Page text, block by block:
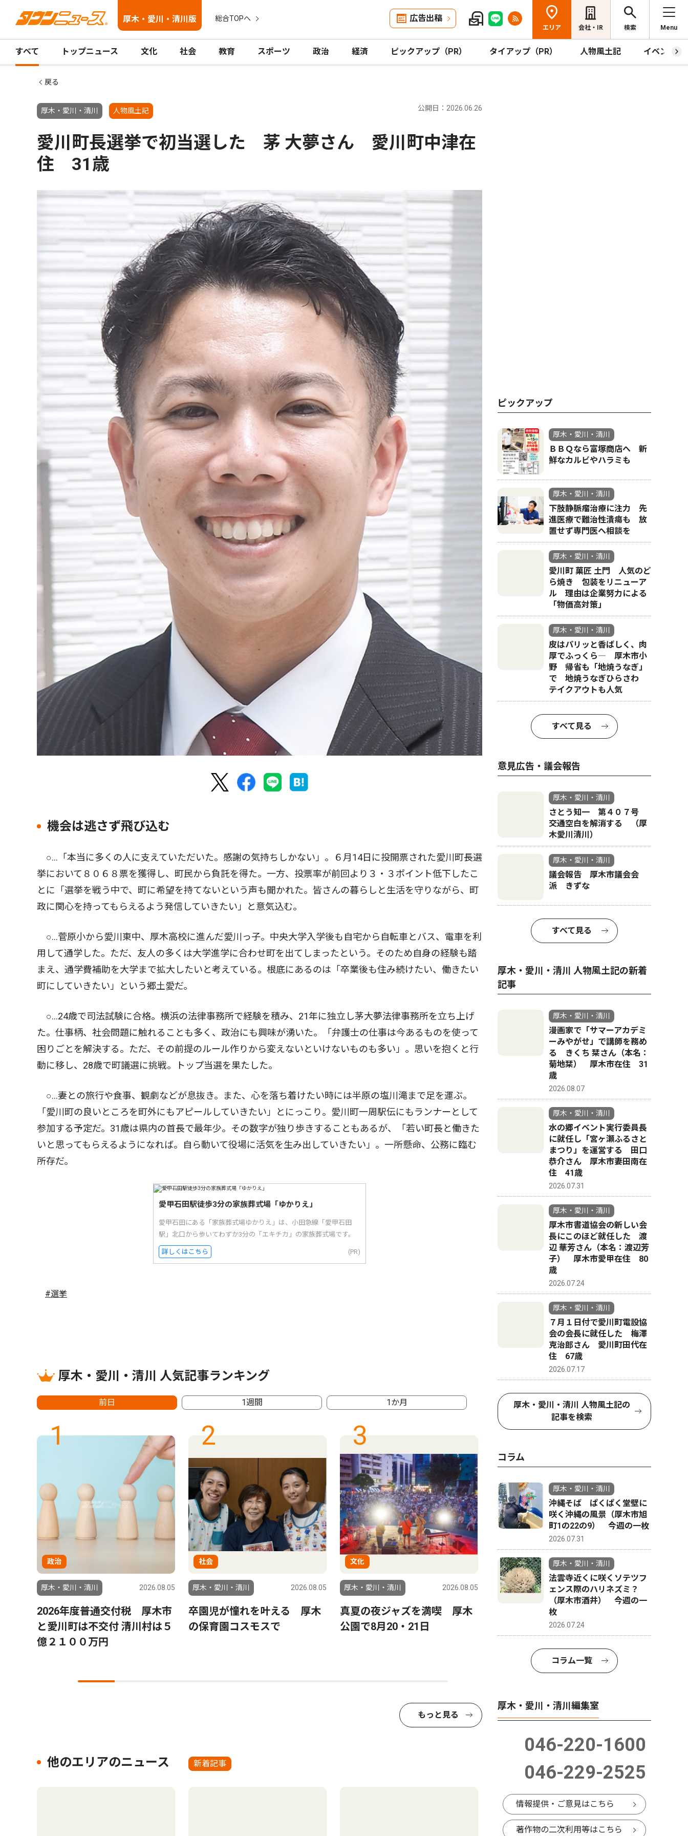
厚木・愛川・清川版 総合TOPへ 広告出稿
エリア 会社・IR 検索 Menu
すべて トップニュース 文化 社会 教育 スポーツ 政治 経済 ピックアップ（PR） タイアップ（PR） 人物風土記 イベント
戻る
厚木・愛川・清川 人物風土記 公開日：2026.06.26
愛川町長選挙で初当選した 茅 大夢さん 愛川町中津在
住 31歳
機会は逃さず飛び込む
○…「本当に多くの人に支えていただいた。感謝の気持ちしかない」。６月14日に投開票された愛川町長選
挙において８０６８票を獲得し、町民から負託を得た。一方、投票率が前回より３・３ポイント低下したこ
とに「選挙を戦う中で、町に希望を持てないという声も聞かれた。皆さんの暮らしと生活を守りながら、町
政に関心を持ってもらえるよう発信していきたい」と意気込む。
○…菅原小から愛川東中、厚木高校に進んだ愛川っ子。中央大学入学後も自宅から自転車とバス、電車を利
用して通学した。ただ、友人の多くは大学進学に合わせ町を出てしまったという。そのため自身の経験も踏
まえ、通学費補助を大学まで拡大したいと考えている。根底にあるのは「卒業後も住み続けたい、働きたい
町にしていきたい」という郷土愛だ。
○…24歳で司法試験に合格。横浜の法律事務所で経験を積み、21年に独立し茅大夢法律事務所を立ち上げ
た。仕事柄、社会問題に触れることも多く、政治にも興味が湧いた。「弁護士の仕事は今あるものを使って
困りごとを解決する。ただ、その前提のルール作りから変えないといけないものも多い」。思いを抱くと行
動に移し、28歳で町議選に挑戦。トップ当選を果たした。
○…妻との旅行や食事、観劇などが息抜き。また、心を落ち着けたい時には半原の塩川滝まで足を運ぶ。
「愛川町の良いところを町外にもアピールしていきたい」とにっこり。愛川町一周駅伝にもランナーとして
参加する予定だ。31歳は県内の首長で最年少。その数字が独り歩きすることもあるが、「若い町長と働きた
いと思ってもらえるようになれば。自ら動いて役場に活気を生み出していきたい」。一所懸命、公務に臨む
所存だ。
愛甲石田駅徒歩3分の家族葬式場「ゆかりえ」
愛甲石田にある「家族葬式場ゆかりえ」は、小田急線「愛甲石田
駅」北口から歩いてわずか3分の「エキチカ」の家族葬式場です。
詳しくはこちら (PR)
#選挙
厚木・愛川・清川 人気記事ランキング
前日 1週間 1か月
1
政治
厚木・愛川・清川 2026.08.05
2026年度普通交付税 厚木市
と愛川町は不交付 清川村は５
億２１００万円
2
社会
厚木・愛川・清川 2026.08.05
卒園児が憧れを叶える 厚木
の保育園コスモスで
3
文化
厚木・愛川・清川 2026.08.05
真夏の夜ジャズを満喫 厚木
公園で8月20・21日
4
政治
厚木・愛川・清川 2026.08.06
愛川町の31歳新町長が就任１
カ月 変化よりも安心感で船
長インタビュー
もっと見る
他のエリアのニュース 新着記事
ピックアップ
厚木・愛川・清川
ＢＢＱなら富塚商店へ 新
鮮なカルビやハラミも
厚木・愛川・清川
下肢静脈瘤治療に注力 先
進医療で難治性潰瘍も 放
置せず専門医へ相談を
厚木・愛川・清川
愛川町 菓匠 土門 人気のど
ら焼き 包装をリニューア
ル 理由は企業努力による
「物価高対策」
厚木・愛川・清川
皮はパリッと香ばしく、肉
厚でふっくら― 厚木市小
野 帰省も「地焼うなぎ」
で 地焼うなぎひらさわ
テイクアウトも人気
すべて見る
意見広告・議会報告
厚木・愛川・清川
さとう知一 第４０７号
交通空白を解消する （厚
木愛川清川）
厚木・愛川・清川
議会報告 厚木市議会会
派 きずな
すべて見る
厚木・愛川・清川 人物風土記の新着
記事
厚木・愛川・清川
漫画家で「サマーアカデミ
ーみやがせ」で講師を務め
る きくち 栞さん（本名：
菊地栞） 厚木市在住 31
歳
2026.08.07
厚木・愛川・清川
水の郷イベント実行委員長
に就任し「宮ヶ瀬ふるさと
まつり」を運営する 田口
恭介さん 厚木市妻田南在
住 41歳
2026.07.31
厚木・愛川・清川
厚木市書道協会の新しい会
長にこのほど就任した 渡
辺 華芳さん（本名：渡辺芳
子） 厚木市愛甲在住 80
歳
2026.07.24
厚木・愛川・清川
７月１日付で愛川町電設協
会の会長に就任した 梅澤
克治郎さん 愛川町田代在
住 67歳
2026.07.17
厚木・愛川・清川 人物風土記の
記事を検索
コラム
厚木・愛川・清川
沖縄そば ぱくぱく堂壁に
咲く沖縄の風景（厚木市旭
町1の22の9） 今週の一枚
2026.07.31
厚木・愛川・清川
法雲寺近くに咲くソテツフ
ェンス際のハリネズミ？
（厚木市酒井） 今週の一
枚
2026.07.24
コラム一覧
厚木・愛川・清川編集室
046-220-1600
046-229-2525
情報提供・ご意見はこちら
著作物の二次利用等はこちら